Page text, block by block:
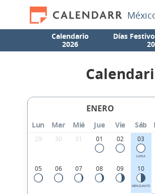
Calendario
2026
Días
ENERO
Lun Mar Mié Jue Vie Sáb
29 30 31 01 02 03
LLENA
05 06 07 08 09 10
MENGUANTE